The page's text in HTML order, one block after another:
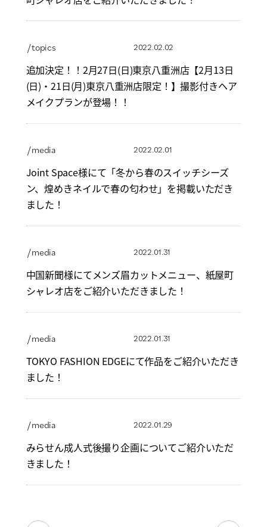
/ topics 2022.02.02
追加決定！！2月27日(日)東京八重洲店【2月13日
(日)・21日(月)東京八重洲店限定！】撮影付きヘア
メイクプランが登場！！
/ media 2022.02.01
Joint Space様にて「冬から春のスイッチシーズ
ン、煌めきネイルで春の匂わせ」を掲載いただき
ました！
/ media 2022.01.31
中国新聞様にてメンズ眉カットメニュー、紙屋町
シャレオ店をご紹介いただきました！
/ media 2022.01.31
TOKYO FASHION EDGEにて作品をご紹介いただき
ました！
/ media 2022.01.29
みらせん成人式後撮り企画についてご紹介いただ
きました！